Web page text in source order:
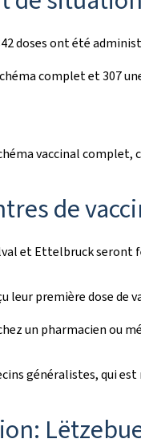
doses ont été
complet et 307
vaccinal
de
et Ettelbruck seront
leur première dose de
un pharmacien ou
généralistes, qui